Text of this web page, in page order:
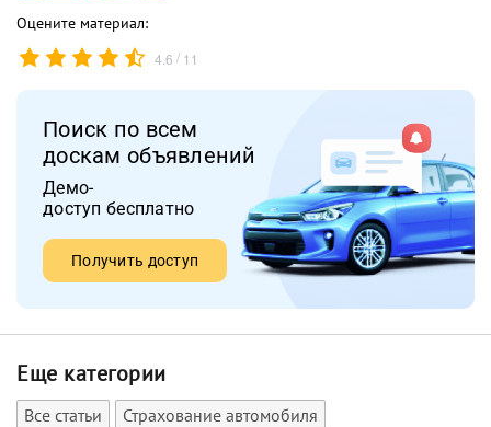
Оцените материал:
4.6 / 11
Поиск по всем
доскам объявлений
Демо-
доступ бесплатно
Получить доступ
Еще категории
Все статьи
Страхование автомобиля